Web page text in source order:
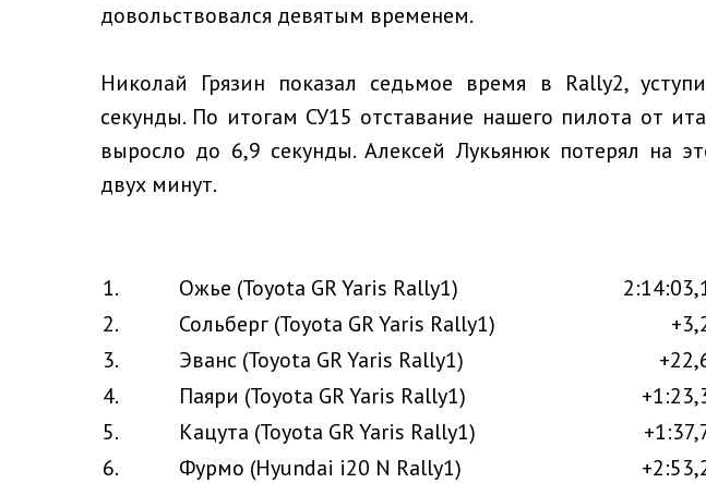
довольствовался девятым временем.
Николай Грязин показал седьмое время в Rally2,
секунды. По итогам СУ15 отставание нашего пилота от
выросло до 6,9 секунды. Алексей Лукьянюк потерял на
двух минут.
1. Ожье (Toyota GR Yaris Rally1)
2.
Сольберг (Toyota GR Yaris Rally1)
3.
Эванс (Toyota GR Yaris Rally1)
4.
Паяри (Toyota GR Yaris Rally1)
5.
Кацута (Toyota GR Yaris Rally1)
6.
Фурмо (Hyundai i20 N Rally1)